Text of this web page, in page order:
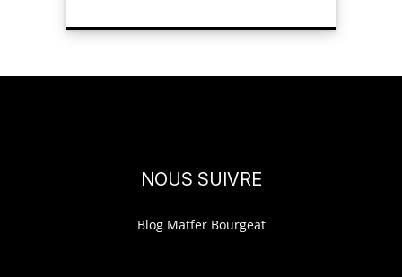
NOUS SUIVRE
Blog Matfer Bourgeat